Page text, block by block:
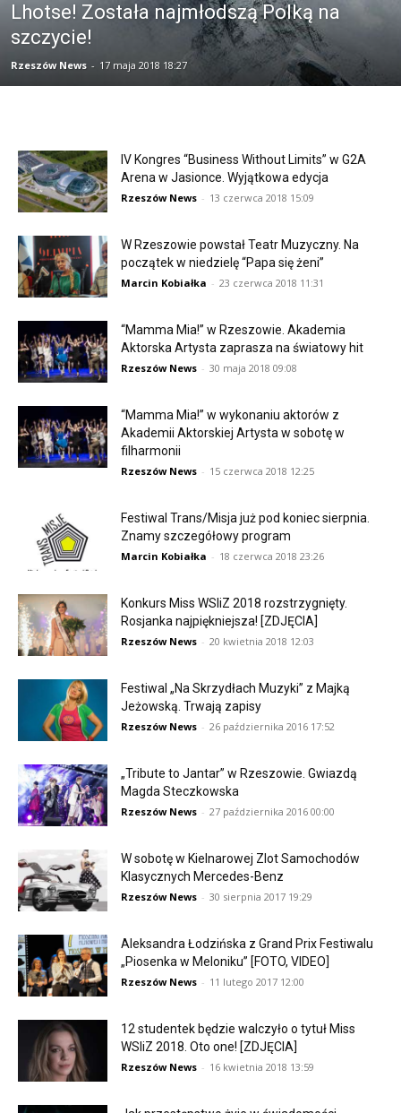
Lhotse! Została najmłodszą Polką na
szczycie!
Rzeszów News - 17 maja 2018 18:27
IV Kongres “Business Without Limits” w G2A
Arena w Jasionce. Wyjątkowa edycja
Rzeszów News - 13 czerwca 2018 15:09
W Rzeszowie powstał Teatr Muzyczny. Na
początek w niedzielę “Papa się żeni”
Marcin Kobiałka - 23 czerwca 2018 11:31
“Mamma Mia!” w Rzeszowie. Akademia
Aktorska Artysta zaprasza na światowy hit
Rzeszów News - 30 maja 2018 09:08
“Mamma Mia!” w wykonaniu aktorów z
Akademii Aktorskiej Artysta w sobotę w
filharmonii
Rzeszów News - 15 czerwca 2018 12:25
Festiwal Trans/Misja już pod koniec sierpnia.
Znamy szczegółowy program
Marcin Kobiałka - 18 czerwca 2018 23:26
Konkurs Miss WSIiZ 2018 rozstrzygnięty.
Rosjanka najpiękniejsza! [ZDJĘCIA]
Rzeszów News - 20 kwietnia 2018 12:03
Festiwal „Na Skrzydłach Muzyki” z Majką
Jeżowską. Trwają zapisy
Rzeszów News - 26 października 2016 17:52
„Tribute to Jantar” w Rzeszowie. Gwiazdą
Magda Steczkowska
Rzeszów News - 27 października 2016 00:00
W sobotę w Kielnarowej Zlot Samochodów
Klasycznych Mercedes-Benz
Rzeszów News - 30 sierpnia 2017 19:29
Aleksandra Łodzińska z Grand Prix Festiwalu
„Piosenka w Meloniku” [FOTO, VIDEO]
Rzeszów News - 11 lutego 2017 12:00
12 studentek będzie walczyło o tytuł Miss
WSIiZ 2018. Oto one! [ZDJĘCIA]
Rzeszów News - 16 kwietnia 2018 13:59